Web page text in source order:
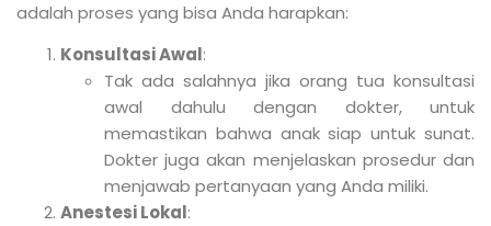
adalah proses yang bisa Anda harapkan:
Konsultasi Awal:
Tak ada salahnya jika orang tua konsultasi
awal dahulu dengan dokter, untuk
memastikan bahwa anak siap untuk sunat.
Dokter juga akan menjelaskan prosedur dan
menjawab pertanyaan yang Anda miliki.
Anestesi Lokal: